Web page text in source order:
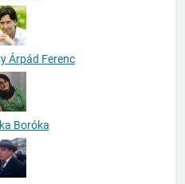
Árpád Ferenc
Boróka